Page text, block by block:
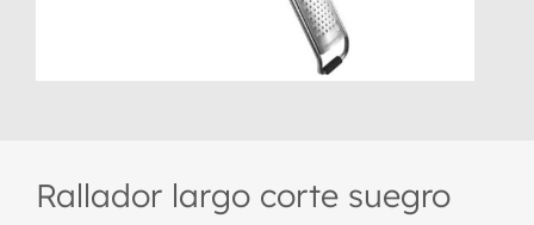
Rallador largo corte suegro